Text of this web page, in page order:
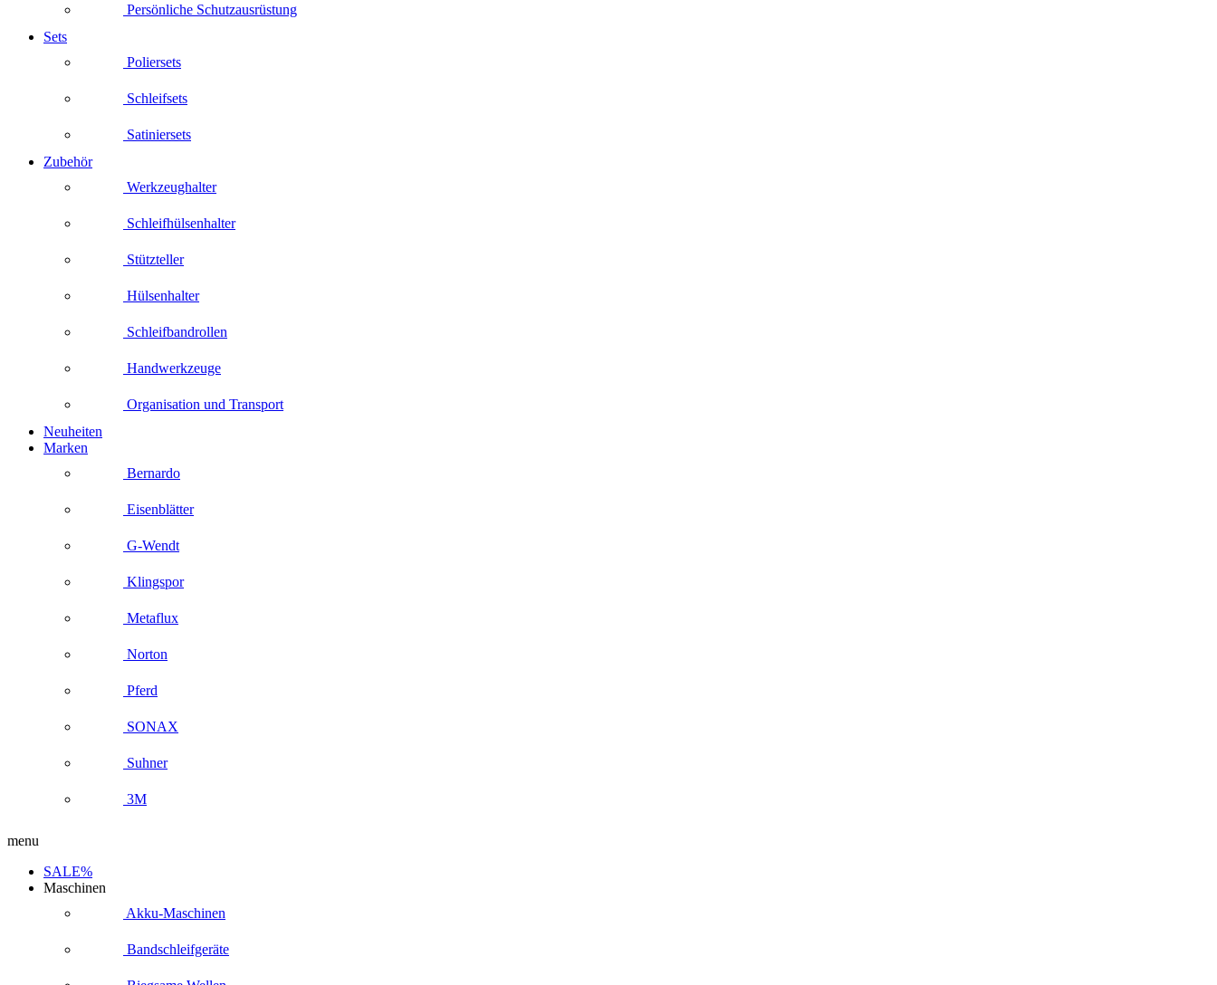
Persönliche Schutzausrüstung
Sets
Poliersets
Schleifsets
Satiniersets
Zubehör
Werkzeughalter
Schleifhülsenhalter
Stützteller
Hülsenhalter
Schleifbandrollen
Handwerkzeuge
Organisation und Transport
Neuheiten
Marken
Bernardo
Eisenblätter
G-Wendt
Klingspor
Metaflux
Norton
Pferd
SONAX
Suhner
3M
menu
SALE%
Maschinen
Akku-Maschinen
Bandschleifgeräte